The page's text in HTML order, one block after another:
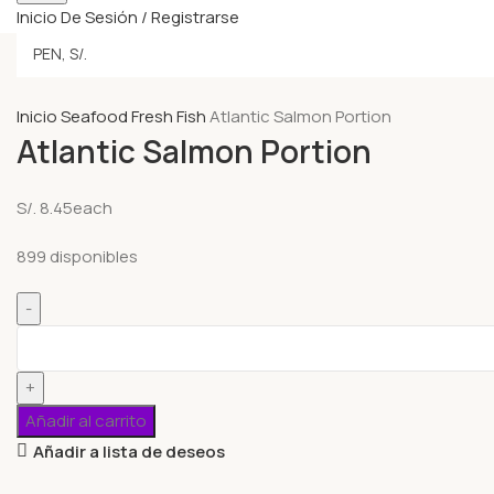
Inicio De Sesión / Registrarse
InicioSeafoodFresh FishAtlantic Salmon Portion
Atlantic Salmon Portion
S/. 8.45each
899 disponibles
Añadir al carrito
Añadir a lista de deseos